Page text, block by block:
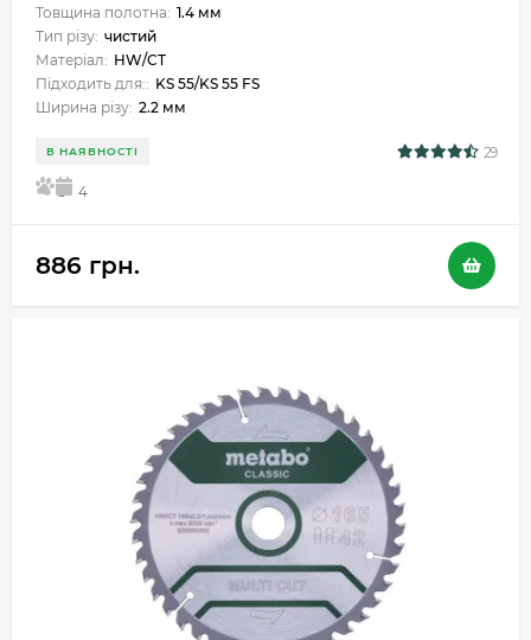
Товщина полотна: 1.4 мм
Тип різу: чистий
Матеріал: HW/CT
Підходить для:: KS 55/KS 55 FS
Ширина різу: 2.2 мм
В НАЯВНОСТІ 29
5 4
886 грн.